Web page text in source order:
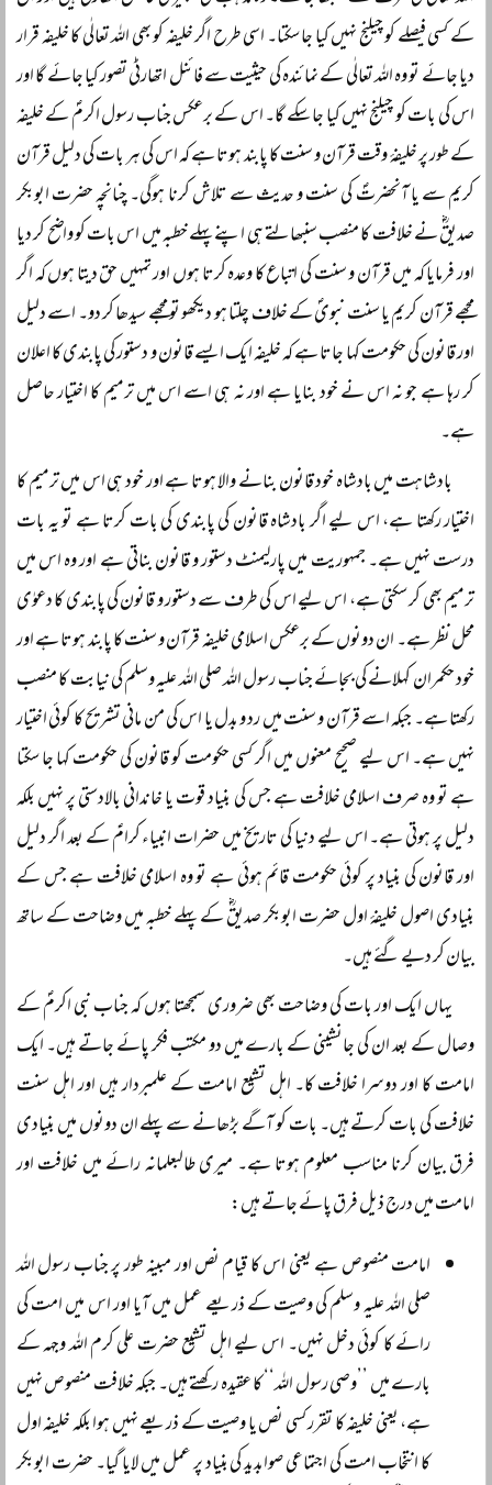
کے کسی فیصلے کو چیلنج نہیں کیا جا سکتا۔ اسی طرح اگر خلیفہ کو بھی اللہ تعالٰی کا خلیفہ قرار
دیا جائے تو وہ اللہ تعالٰی کے نمائندہ کی حیثیت سے فائنل اتھارٹی تصور کیا جائے گا اور
اس کی بات کو چیلنج نہیں کیا جا سکے گا۔ اس کے برعکس جناب رسول اکرمؐ کے خلیفہ
کے طور پر خلیفۂ وقت قرآن و سنت کا پابند ہوتا ہے کہ اس کی ہر بات کی دلیل قرآن
کریم سے یا آنحضرتؐ کی سنت و حدیث سے تلاش کرنا ہوگی۔ چنانچہ حضرت ابوبکر
صدیقؓ نے خلافت کا منصب سنبھالتے ہی اپنے پہلے خطبہ میں اس بات کو واضح کر دیا
اور فرمایا کہ میں قرآن و سنت کی اتباع کا وعدہ کرتا ہوں اور تمہیں حق دیتا ہوں کہ اگر
مجھے قرآن کریم یا سنت نبویؐ کے خلاف چلتا ہو دیکھو تو مجھے سیدھا کر دو۔ اسے دلیل
اور قانون کی حکومت کہا جاتا ہے کہ خلیفہ ایک ایسے قانون و دستور کی پابندی کا اعلان
کر رہا ہے جو نہ اس نے خود بنایا ہے اور نہ ہی اسے اس میں ترمیم کا اختیار حاصل
ہے۔
بادشاہت میں بادشاہ خود قانون بنانے والا ہوتا ہے اور خود ہی اس میں ترمیم کا
اختیار رکھتا ہے، اس لیے اگر بادشاہ قانون کی پابندی کی بات کرتا ہے تو یہ بات
درست نہیں ہے۔ جمہوریت میں پارلیمنٹ دستور و قانون بناتی ہے اور وہ اس میں
ترمیم بھی کر سکتی ہے، اس لیے اس کی طرف سے دستور و قانون کی پابندی کا دعوٰی
محل نظر ہے۔ ان دونوں کے برعکس اسلامی خلیفہ قرآن و سنت کا پابند ہوتا ہے اور
خود حکمران کہلانے کی بجائے جناب رسول اللہ صلی اللہ علیہ وسلم کی نیابت کا منصب
رکھتا ہے۔ جبکہ اسے قرآن و سنت میں رد و بدل یا اس کی من مانی تشریح کا کوئی اختیار
نہیں ہے۔ اس لیے صحیح معنوں میں اگر کسی حکومت کو قانون کی حکومت کہا جا سکتا
ہے تو وہ صرف اسلامی خلافت ہے جس کی بنیاد قوت یا خاندانی بالادستی پر نہیں بلکہ
دلیل پر ہوتی ہے۔ اس لیے دنیا کی تاریخ میں حضرات انبیاء کرامؑ کے بعد اگر دلیل
اور قانون کی بنیاد پر کوئی حکومت قائم ہوئی ہے تو وہ اسلامی خلافت ہے جس کے
بنیادی اصول خلیفۂ اول حضرت ابوبکر صدیقؓ کے پہلے خطبہ میں وضاحت کے ساتھ
بیان کر دیے گئے ہیں۔
یہاں ایک اور بات کی وضاحت بھی ضروری سمجھتا ہوں کہ جناب نبی اکرمؐ کے
وصال کے بعد ان کی جانشینی کے بارے میں دو مکتب فکر پائے جاتے ہیں۔ ایک
امامت کا اور دوسرا خلافت کا۔ اہل تشیع امامت کے علمبردار ہیں اور اہل سنت
خلافت کی بات کرتے ہیں۔ بات کو آگے بڑھانے سے پہلے ان دونوں میں بنیادی
فرق بیان کرنا مناسب معلوم ہوتا ہے۔ میری طالبعلمانہ رائے میں خلافت اور
امامت میں درج ذیل فرق پائے جاتے ہیں:
امامت منصوص ہے یعنی اس کا قیام نص اور مبینہ طور پر جناب رسول اللہ
صلی اللہ علیہ وسلم کی وصیت کے ذریعے عمل میں آیا اور اس میں امت کی
رائے کا کوئی دخل نہیں۔ اس لیے اہل تشیع حضرت علی کرم اللہ وجہہ کے
بارے میں ’’وصی رسول اللہ‘‘ کا عقیدہ رکھتے ہیں۔ جبکہ خلافت منصوص نہیں
ہے، یعنی خلیفہ کا تقرر کسی نص یا وصیت کے ذریعے نہیں ہوا بلکہ خلیفہ اول
کا انتخاب امت کی اجتماعی صوابدید کی بنیاد پر عمل میں لایا گیا۔ حضرت ابوبکر